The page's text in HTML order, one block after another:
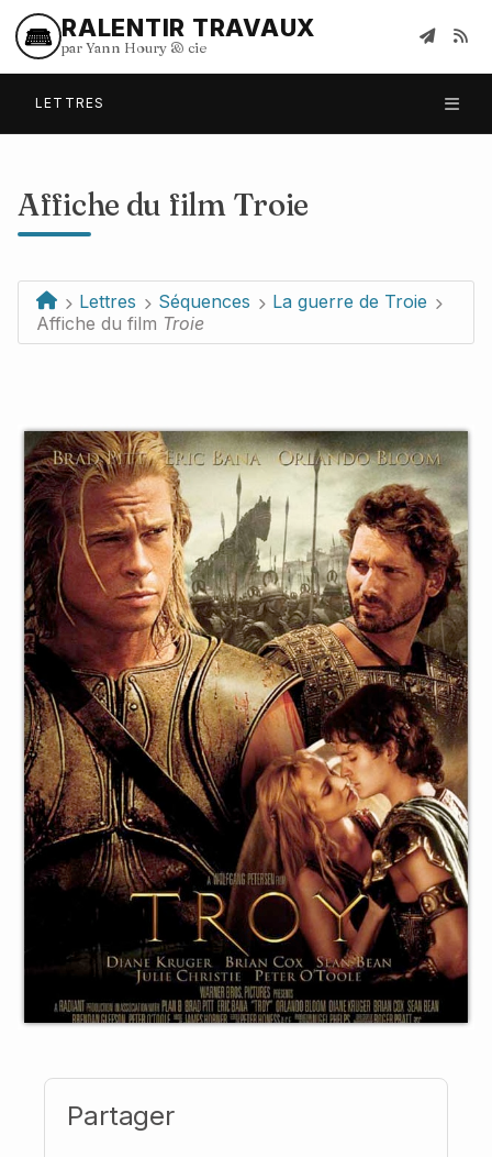
RALENTIR TRAVAUX
par Yann Houry & cie
LETTRES
Affiche du film Troie
Lettres Séquences
La guerre de Troie
Affiche du film Troie
Partager